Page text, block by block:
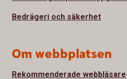
Bedrägeri och säkerhet
Om webbplatsen
Rekommenderade webbläsare